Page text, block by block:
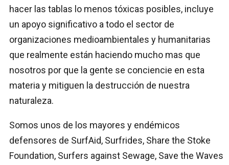
hacer las tablas lo menos tóxicas posibles, incluye
un apoyo significativo a todo el sector de
organizaciones medioambientales y humanitarias
que realmente están haciendo mucho mas que
nosotros por que la gente se conciencie en esta
materia y mitiguen la destrucción de nuestra
naturaleza.
Somos unos de los mayores y endémicos
defensores de SurfAid, Surfrides, Share the Stoke
Foundation, Surfers against Sewage, Save the Waves